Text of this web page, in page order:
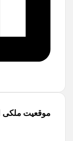
موقعیت ملکی